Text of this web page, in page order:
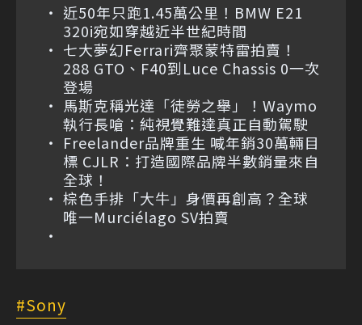
近50年只跑1.45萬公里！BMW E21
320i宛如穿越近半世紀時間
七大夢幻Ferrari齊聚蒙特雷拍賣！
288 GTO、F40到Luce Chassis 0一次
登場
馬斯克稱光達「徒勞之舉」！Waymo
執行長嗆：純視覺難達真正自動駕駛
Freelander品牌重生 喊年銷30萬輛目
標 CJLR：打造國際品牌半數銷量來自
全球！
棕色手排「大牛」身價再創高？全球
唯一Murciélago SV拍賣
Sony